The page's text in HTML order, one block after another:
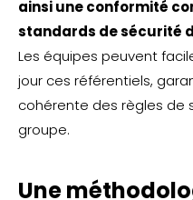
ainsi une conformité
standards de sécurité
Les équipes peuvent
jour ces référentiels,
cohérente des règles de
groupe.
Une